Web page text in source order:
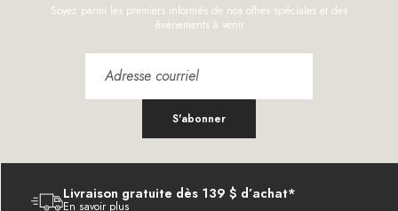
Soyez parmi les premiers informés de nos offres spéciales et des
évènements à venir
S'abonner
Livraison gratuite dès 139 $ d’achat*
En savoir plus